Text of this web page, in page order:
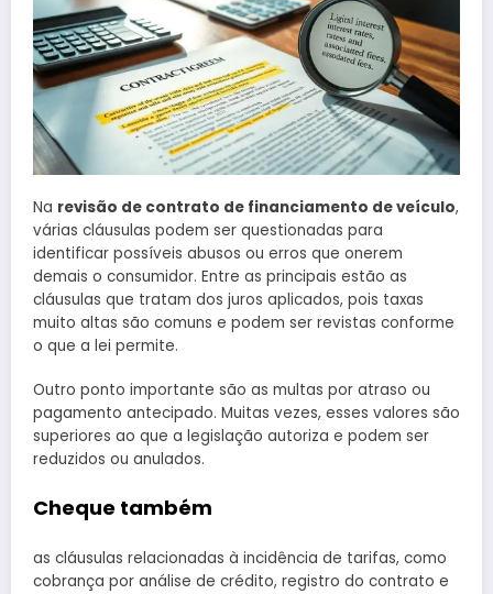
Na revisão de contrato de financiamento de veículo,
várias cláusulas podem ser questionadas para
identificar possíveis abusos ou erros que onerem
demais o consumidor. Entre as principais estão as
cláusulas que tratam dos juros aplicados, pois taxas
muito altas são comuns e podem ser revistas conforme
o que a lei permite.
Outro ponto importante são as multas por atraso ou
pagamento antecipado. Muitas vezes, esses valores são
superiores ao que a legislação autoriza e podem ser
reduzidos ou anulados.
Cheque também
as cláusulas relacionadas à incidência de tarifas, como
cobrança por análise de crédito, registro do contrato e